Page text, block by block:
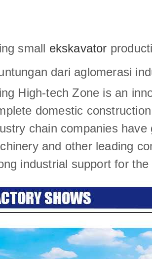
small ekskavator
dari aglomerasi
High-tech Zone is an
domestic
chain companies
and other leading
industrial support for